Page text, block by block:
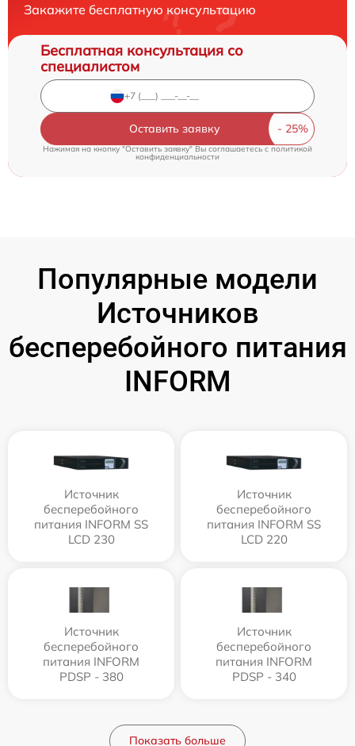
Закажите бесплатную консультацию
Бесплатная консультация со
специалистом
Оставить заявку
Нажимая на кнопку "Оставить заявку" Вы соглашаетесь cполитикой
конфиденциальности
Популярные модели
Источников
бесперебойного питания
INFORM
Источник
бесперебойного
питания INFORM SS
LCD 230
Источник
бесперебойного
питания INFORM SS
LCD 220
Источник
бесперебойного
питания INFORM
PDSP - 380
Источник
бесперебойного
питания INFORM
PDSP - 340
Показать больше